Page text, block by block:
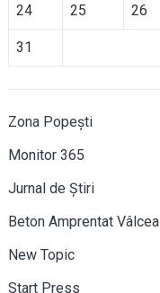
24 25 26
31
Zona Popești
Monitor 365
Jurnal de Știri
Beton Amprentat Vâlcea
New Topic
Start Press